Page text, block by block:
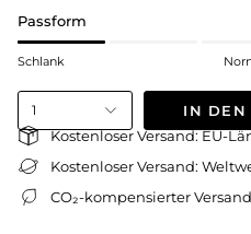
Passform
Schlank
1 IN DEN
Kostenloser Versand: EU-
Kostenloser Versand:
CO₂-kompensierter Versand